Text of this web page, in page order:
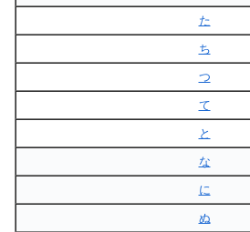
た
ち
つ
て
と
な
に
ぬ